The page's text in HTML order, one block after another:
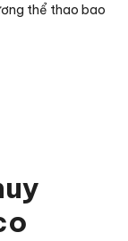
thể thao bao